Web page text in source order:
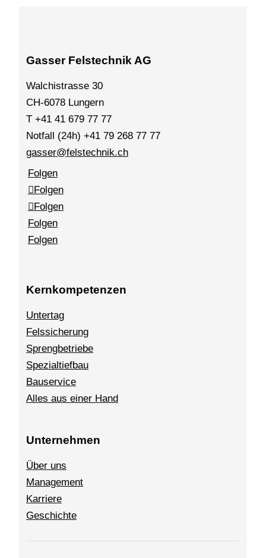
Gasser Felstechnik AG
Walchistrasse 30
CH-6078 Lungern
T +41 41 679 77 77
Notfall (24h) +41 79 268 77 77
gasser@felstechnik.ch
Folgen
Folgen
Folgen
Folgen
Folgen
Kernkompetenzen
Untertag
Felssicherung
Sprengbetriebe
Spezialtiefbau
Bauservice
Alles aus einer Hand
Unternehmen
Über uns
Management
Karriere
Geschichte